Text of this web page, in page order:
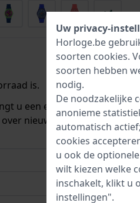
+4
is.
u een e-mail zodra we
nieuwe voorraad. Het
Uw privacy-
Horloge.be
soorten cookies.
soorten hebben
nodig.
De noodzakelijke
anonieme
automatisch
cookies
u ook de
wilt kiezen welke
inschakelt, klikt u
instellingen".